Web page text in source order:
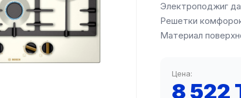
Электроподжиг да
Решетки
Материал
Цена:
8 522